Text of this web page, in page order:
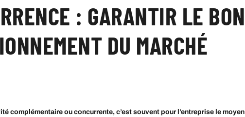
: GARANTIR LE BON
DU MARCHÉ
complémentaire ou concurrente, c’est souvent pour l’entreprise le moyen